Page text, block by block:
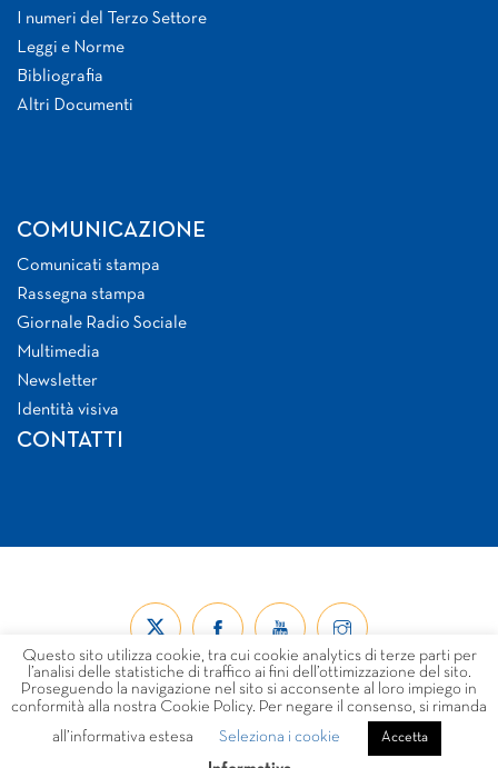
I numeri del Terzo Settore
Leggi e Norme
Bibliografia
Altri Documenti
COMUNICAZIONE
Comunicati stampa
Rassegna stampa
Giornale Radio Sociale
Multimedia
Newsletter
Identità visiva
CONTATTI
© Forum Nazionale del Terzo Settore ETS 2026
COOKIE POLICY DISCLAIMER
Questo sito utilizza cookie, tra cui cookie analytics di terze parti per
l’analisi delle statistiche di traffico ai fini dell’ottimizzazione del sito.
Proseguendo la navigazione nel sito si acconsente al loro impiego in
conformità alla nostra Cookie Policy. Per negare il consenso, si rimanda
all’informativa estesa
Seleziona i cookie Accetta